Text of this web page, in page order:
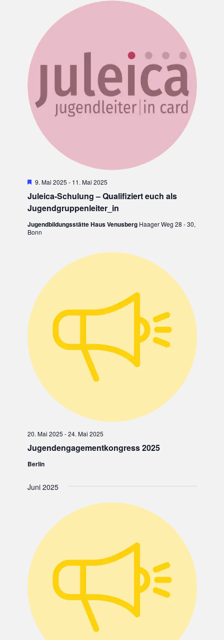
Juleica-Schulung – Qualifiziert euch als
Jugendgruppenleiter_in
H
r
v
o
r
g
9. Mai 2025 - 11. Mai 2025
Jugendbildungsstätte Haus Venusberg Haager Weg 28 - 30,
Bonn
Jugendengagementkongress 2025
20. Mai 2025 -24. Mai 2025
Berlin
Juni 2025